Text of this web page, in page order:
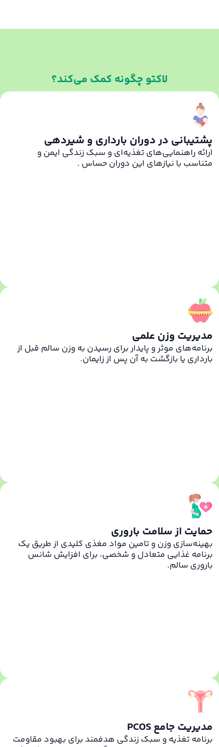
لاکتو چگونه کمک می‌کند؟
پشتیبانی در دوران بارداری و شیردهی
ارائه راهنمایی‌های تغذیه‌ای و سبک زندگی ایمن و
متناسب با نیازهای این دوران حساس .
مدیریت وزن علمی
برنامه‌های موثر و پایدار برای رسیدن به وزن سالم قبل از
بارداری یا بازگشت به آن پس از زایمان.
حمایت از سلامت باروری
بهینه‌سازی وزن و تامین مواد مغذی کلیدی از طریق یک
برنامه غذایی متعادل و شخصی، برای افزایش شانس
باروری سالم.
مدیریت جامع PCOS
برنامه تغذیه و سبک زندگی هدفمند برای بهبود مقاومت